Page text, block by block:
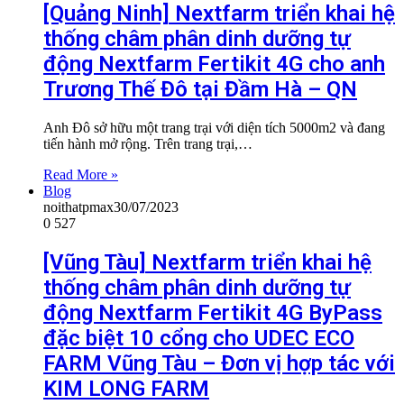
[Quảng Ninh] Nextfarm triển khai hệ
thống châm phân dinh dưỡng tự
động Nextfarm Fertikit 4G cho anh
Trương Thế Đô tại Đầm Hà – QN
Anh Đô sở hữu một trang trại với diện tích 5000m2 và đang
tiến hành mở rộng. Trên trang trại,…
Read More »
Blog
noithatpmax30/07/2023
0 527
[Vũng Tàu] Nextfarm triển khai hệ
thống châm phân dinh dưỡng tự
động Nextfarm Fertikit 4G ByPass
đặc biệt 10 cổng cho UDEC ECO
FARM Vũng Tàu – Đơn vị hợp tác với
KIM LONG FARM